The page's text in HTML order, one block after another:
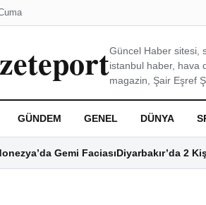
Güncel Haber sitesi,
istanbul haber, hava
magazin, Şair Eşref
GÜNDEM GENEL DÜNYA
Gemi FaciasıDiyarbakır’da 2